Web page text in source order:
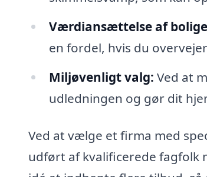
Værdiansættelse af
en fordel, hvis du
Miljøvenligt valg: Ved at
udledningen og gør dit
Ved at vælge et firma med
udført af kvalificerede fagfolk